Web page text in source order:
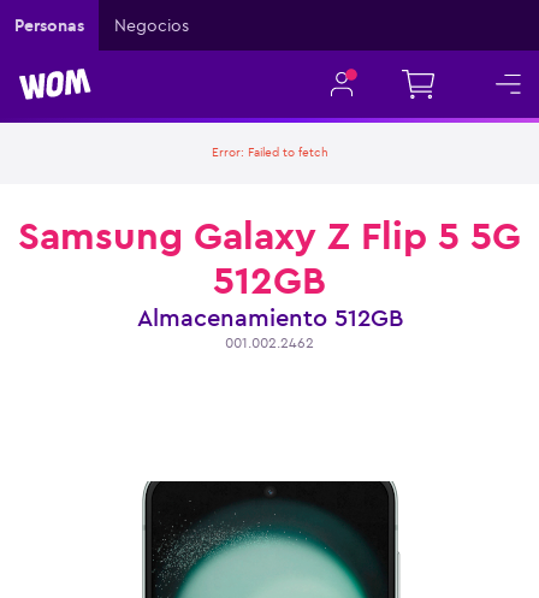
Personas Negocios
Error: Failed to fetch
Samsung Galaxy Z Flip 5 5G
512GB
Almacenamiento 512GB
001.002.2462